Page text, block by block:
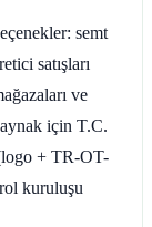
semt
satışları
ve
için T.C.
+ TR-OT-
kuruluşu